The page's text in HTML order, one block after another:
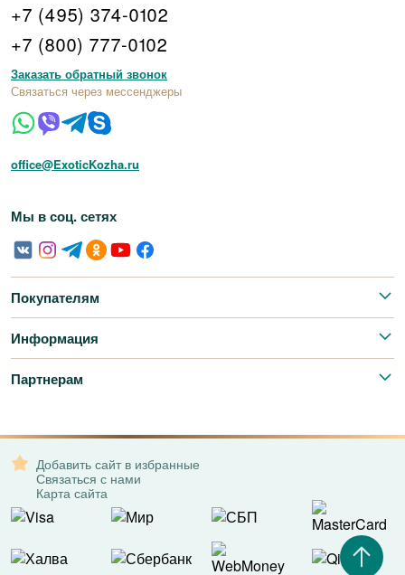
+7 (495) 374-0102
+7 (800) 777-0102
Заказать обратный звонок
Связаться через мессенджеры
office@ExoticKozha.ru
Мы в соц. сетях
Покупателям
Информация
Партнерам
Добавить сайт в избранные
Связаться с нами
Карта сайта